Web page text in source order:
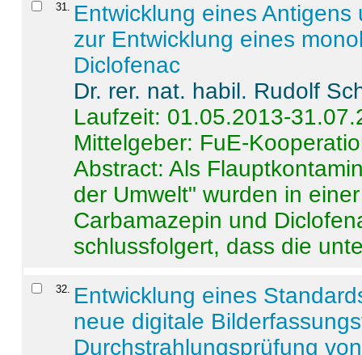
31. Entwicklung eines
zur Entwicklung eines
Diclofenac
Dr. rer. nat. habil. Rudolf
Laufzeit: 01.05.2013-
Mittelgeber: FuE-
Abstract:Als
der Umwelt" wurden in
Carbamazepin und
schlussfolgert, dass die
32. Entwicklung eines
neue digitale
Durchstrahlungsprüfung